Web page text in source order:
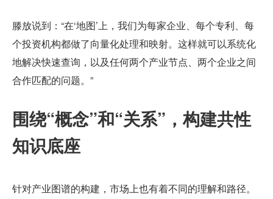
滕放说到：“在‘地图’上，我们为每家企业、每个专利、每
个投资机构都做了向量化处理和映射。这样就可以系统化
地解决快速查询，以及任何两个产业节点、两个企业之间
合作匹配的问题。”
围绕“概念”和“关系”，构建共性
知识底座
针对产业图谱的构建，市场上也有着不同的理解和路径。